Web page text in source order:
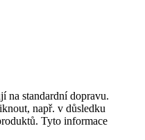
na standardní dopravu.
např. v důsledku
Tyto informace